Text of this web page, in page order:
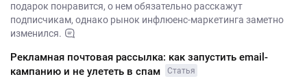
подарок понравится, о нем обязательно расскажут
подписчикам, однако рынок инфлюенс-маркетинга заметно
изменился.
Рекламная почтовая рассылка: как запустить email-
кампанию и не улететь в спам
Статья